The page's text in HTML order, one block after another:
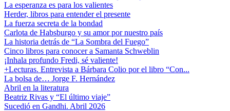
La esperanza es para los valientes
Herder, libros para entender el presente
La fuerza secreta de la bondad
Carlota de Habsburgo y su amor por nuestro país
La historia detrás de “La Sombra del Fuego”
Cinco libros para conocer a Samanta Schweblin
¡Inhala profundo Fredi, sé valiente!
+Lecturas. Entrevista a Bárbara Colio por el libro “Con...
La bolsa de… Jorge F. Hernández
Abril en la literatura
Beatriz Rivas y “El último viaje”
Sucedió en Gandhi. Abril 2026